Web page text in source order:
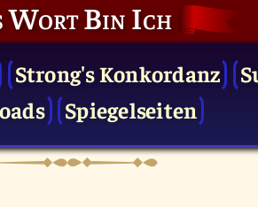
Wort Bin Ich
Strong's Konkordanz
Spiegelseiten